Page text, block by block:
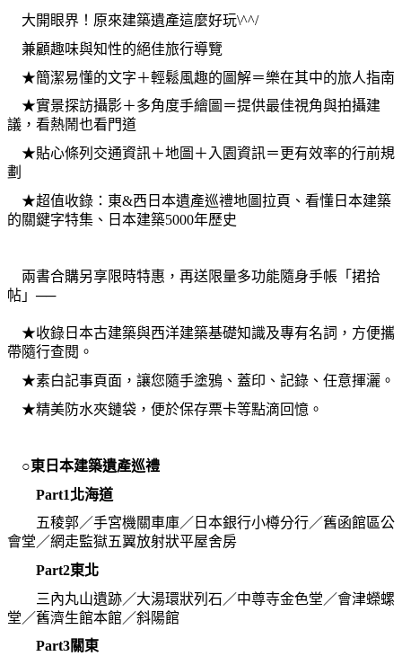
大開眼界！原來建築遺產這麼好玩\^^/
兼顧趣味與知性的絕佳旅行導覽
★簡潔易懂的文字＋輕鬆風趣的圖解＝樂在其中的旅人指南
★實景探訪攝影＋多角度手繪圖＝提供最佳視角與拍攝建
議，看熱鬧也看門道
★貼心條列交通資訊＋地圖＋入園資訊＝更有效率的行前規
劃
★超值收錄：東&西日本遺產巡禮地圖拉頁、看懂日本建築
的關鍵字特集、日本建築5000年歷史
兩書合購另享限時特惠，再送限量多功能隨身手帳「捃拾
帖」──
★收錄日本古建築與西洋建築基礎知識及專有名詞，方便攜
帶隨行查閱。
★素白記事頁面，讓您隨手塗鴉、蓋印、記錄、任意揮灑。
★精美防水夾鏈袋，便於保存票卡等點滴回憶。
○東日本建築遺產巡禮
Part1北海道
五稜郭／手宮機關車庫／日本銀行小樽分行／舊函館區公
會堂／網走監獄五翼放射狀平屋舍房
Part2東北
三內丸山遺跡／大湯環狀列石／中尊寺金色堂／會津蠑螺
堂／舊濟生館本館／斜陽館
Part3關東